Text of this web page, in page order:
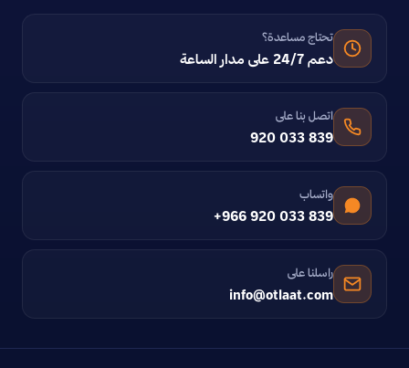
تحتاج مساعدة؟
دعم 24/7 على مدار الساعة
اتصل بنا على
920 033 839
واتساب
+966 920 033 839
راسلنا على
info@otlaat.com